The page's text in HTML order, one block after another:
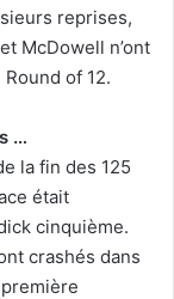
reprises,
McDowell n’ont
of 12.
…
la fin des 125
était
cinquième.
crashés dans